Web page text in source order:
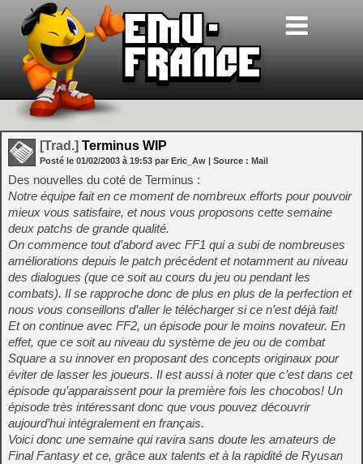
[Trad.] Terminus WIP
Posté le 01/02/2003 à 19:53 par Eric_Aw | Source : Mail
Des nouvelles du coté de Terminus :
Notre équipe fait en ce moment de nombreux efforts pour pouvoir
mieux vous satisfaire, et nous vous proposons cette semaine
deux patchs de grande qualité.
On commence tout d’abord avec FF1 qui a subi de nombreuses
améliorations depuis le patch précédent et notamment au niveau
des dialogues (que ce soit au cours du jeu ou pendant les
combats). Il se rapproche donc de plus en plus de la perfection et
nous vous conseillons d’aller le télécharger si ce n’est déjà fait!
Et on continue avec FF2, un épisode pour le moins novateur. En
effet, que ce soit au niveau du système de jeu ou de combat
Square a su innover en proposant des concepts originaux pour
éviter de lasser les joueurs. Il est aussi à noter que c’est dans cet
épisode qu’apparaissent pour la première fois les chocobos! Un
épisode très intéressant donc que vous pouvez découvrir
aujourd’hui intégralement en français.
Voici donc une semaine qui ravira sans doute les amateurs de
Final Fantasy et ce, grâce aux talents et à la rapidité de Ryusan